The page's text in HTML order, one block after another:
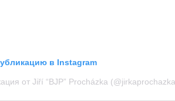
в Instagram
от Jiří “BJP” Procházka